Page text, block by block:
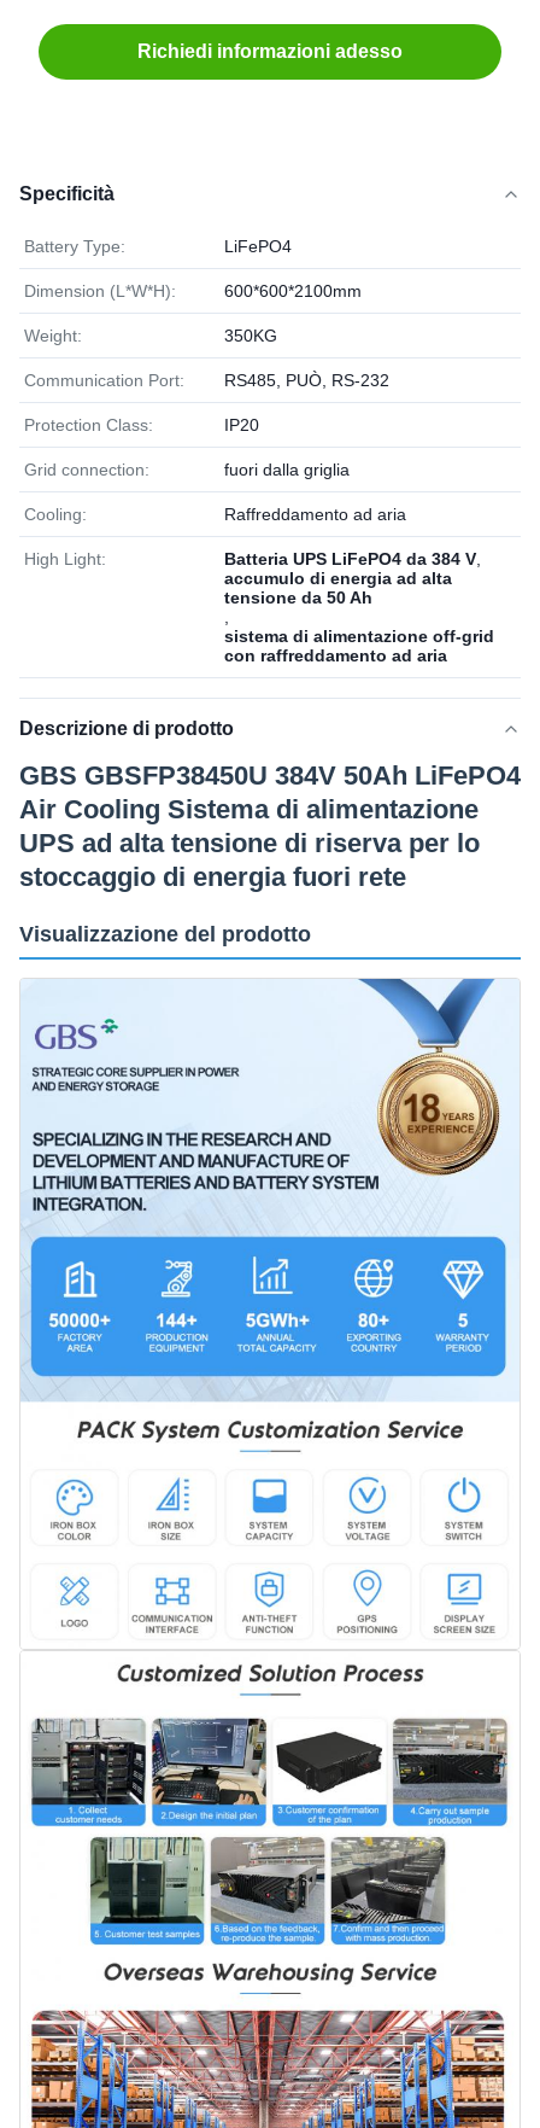
Richiedi informazioni adesso
Specificità
Battery Type: LiFePO4
Dimension (L*W*H): 600*600*2100mm
Weight: 350KG
Communication Port: RS485, PUÒ, RS-232
Protection Class: IP20
Grid connection: fuori dalla griglia
Cooling: Raffreddamento ad aria
High Light: Batteria UPS LiFePO4 da 384 V
accumulo di energia ad alta
tensione da 50 Ah
sistema di alimentazione off-grid
con raffreddamento ad aria
Descrizione di prodotto
GBS GBSFP38450U 384V 50Ah LiFePO4
Air Cooling Sistema di alimentazione
UPS ad alta tensione di riserva per lo
stoccaggio di energia fuori rete
Visualizzazione del prodotto